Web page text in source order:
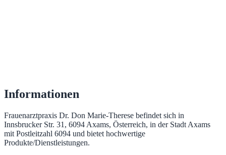
Informationen
Frauenarztpraxis Dr. Don Marie-Therese befindet sich in
Innsbrucker Str. 31, 6094 Axams, Österreich, in der Stadt Axams
mit Postleitzahl 6094 und bietet hochwertige
Produkte/Dienstleistungen.